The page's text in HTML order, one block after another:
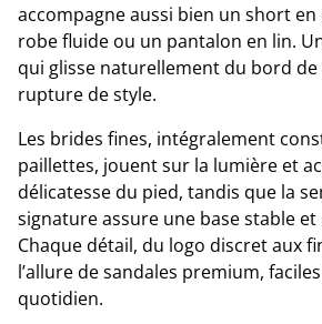
accompagne aussi bien un short en
robe fluide ou un pantalon en lin.
qui glisse naturellement du bord de
rupture de style.
Les brides fines, intégralement
paillettes, jouent sur la lumière et
délicatesse du pied, tandis que la
signature assure une base stable
Chaque détail, du logo discret aux
l’allure de sandales premium,
quotidien.